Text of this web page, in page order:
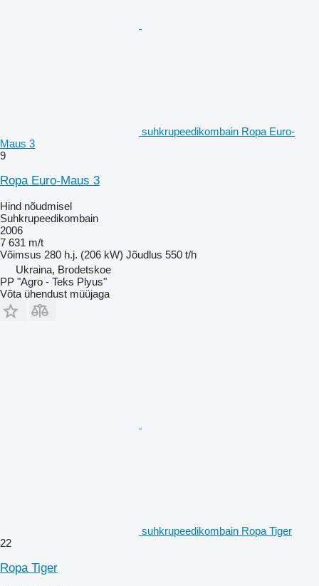
suhkrupeedikombain Ropa Euro-
Maus 3
9
Ropa Euro-Maus 3
Hind nõudmisel
Suhkrupeedikombain
2006
7 631 m/t
Võimsus 280 h.j. (206 kW) Jõudlus 550 t/h
Ukraina, Brodetskoe
PP "Agro - Teks Plyus"
Võta ühendust müüjaga
suhkrupeedikombain Ropa Tiger
22
Ropa Tiger